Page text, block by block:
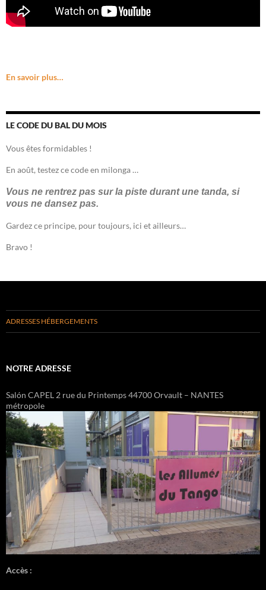
En savoir plus…
LE CODE DU BAL DU MOIS
Vous êtes formidables !
En août, testez ce code en milonga …
Vous ne rentrez pas sur la piste durant une tanda, si
vous ne dansez pas.
Gardez ce principe, pour toujours, ici et ailleurs…
Bravo !
ADRESSES HÉBERGEMENTS
NOTRE ADRESSE
Salón CAPEL 2 rue du Printemps 44700 Orvault – NANTES
métropole
Accès :